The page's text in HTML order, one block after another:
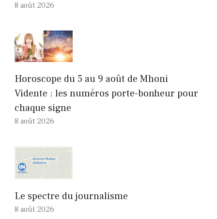
8 août 2026
Horoscope du 5 au 9 août de Mhoni
Vidente : les numéros porte-bonheur pour
chaque signe
8 août 2026
Le spectre du journalisme
8 août 2026